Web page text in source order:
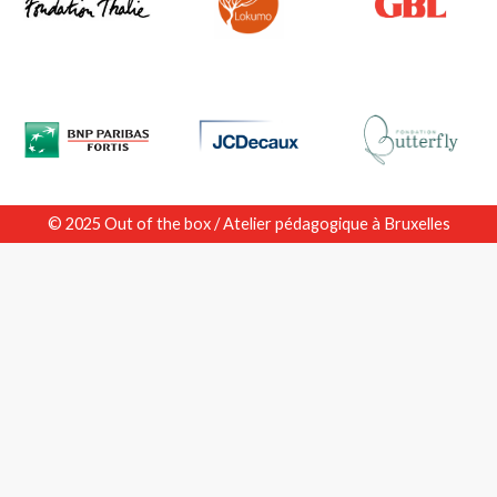
© 2025 Out of the box / Atelier pédagogique à Bruxelles